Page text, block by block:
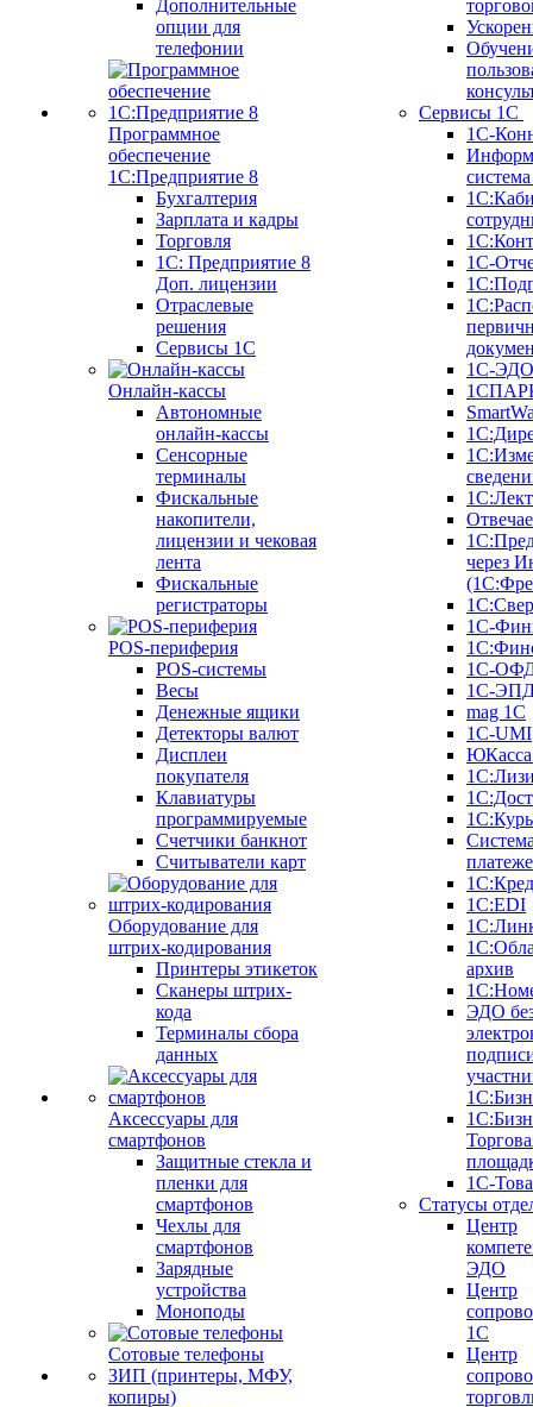
Дополнительные
опции для
телефонии
Программное
обеспечение
1С:Предприятие 8
Бухгалтерия
Зарплата и кадры
Торговля
1C: Предприятие 8
Доп. лицензии
Отраслевые
решения
Сервисы 1С
Онлайн-кассы
Автономные
онлайн-кассы
Сенсорные
терминалы
Фискальные
накопители,
лицензии и чековая
лента
Фискальные
регистраторы
POS-периферия
POS-системы
Весы
Денежные ящики
Детекторы валют
Дисплеи
покупателя
Клавиатуры
программируемые
Счетчики банкнот
Считыватели карт
Оборудование для
штрих-кодирования
Принтеры этикеток
Сканеры штрих-
кода
Терминалы сбора
данных
Аксессуары для
смартфонов
Защитные стекла и
пленки для
смартфонов
Чехлы для
смартфонов
Зарядные
устройства
Моноподы
Сотовые телефоны
ЗИП (принтеры, МФУ,
копиры)
Сервисы 1С
1С-
1С-
1С-ЭДО
через
1С-
1С-
1С-
mag 1C
1C-UMI
1С:EDI
архив
ЭДО
1С-
Статусы
Центр
ЭДО
Центр
1С
Центр